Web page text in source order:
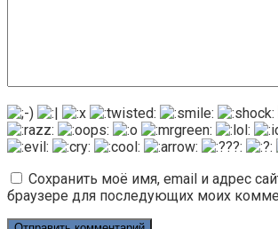
Сохранить моё имя, email и адрес
браузере для последующих моих